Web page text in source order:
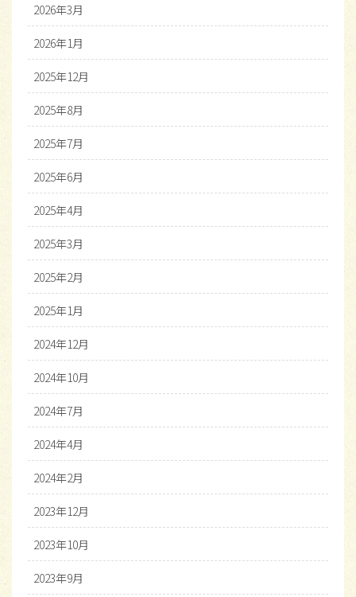
2026年3月
2026年1月
2025年12月
2025年8月
2025年7月
2025年6月
2025年4月
2025年3月
2025年2月
2025年1月
2024年12月
2024年10月
2024年7月
2024年4月
2024年2月
2023年12月
2023年10月
2023年9月